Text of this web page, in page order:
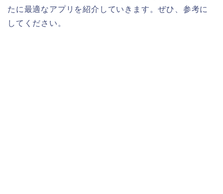
たに最適なアプリを紹介していきます。ぜひ、参考に
してください。